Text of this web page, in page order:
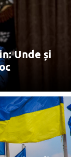
politică
Unde și
și când